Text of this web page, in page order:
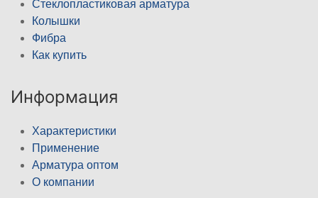
Стеклопластиковая арматура
Колышки
Фибра
Как купить
Информация
Характеристики
Применение
Арматура оптом
О компании